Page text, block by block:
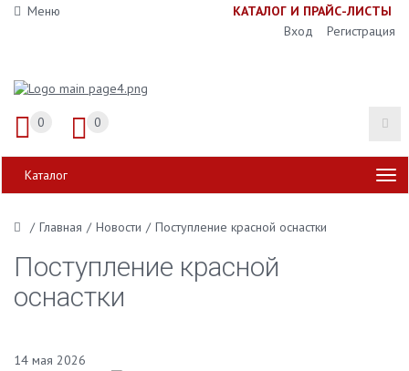
Меню КАТАЛОГ И ПРАЙС-ЛИСТЫ
Вход
Регистрация
0 0
Каталог
/ Главная / Новости / Поступление красной оснастки
Поступление красной
оснастки
14 мая 2026